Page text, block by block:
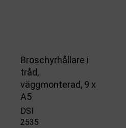
Broschyrhållare i
tråd,
väggmonterad, 9 x
A5
DSI
2535